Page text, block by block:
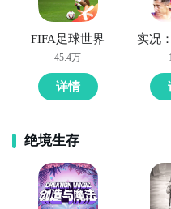
全球好游抢先下 福利
方法三： 查看九游开测表
步骤1：在九游开测表中
测的手机游戏，以及最
FIFA足球世界
45.4万
详情
实况
绝境生存